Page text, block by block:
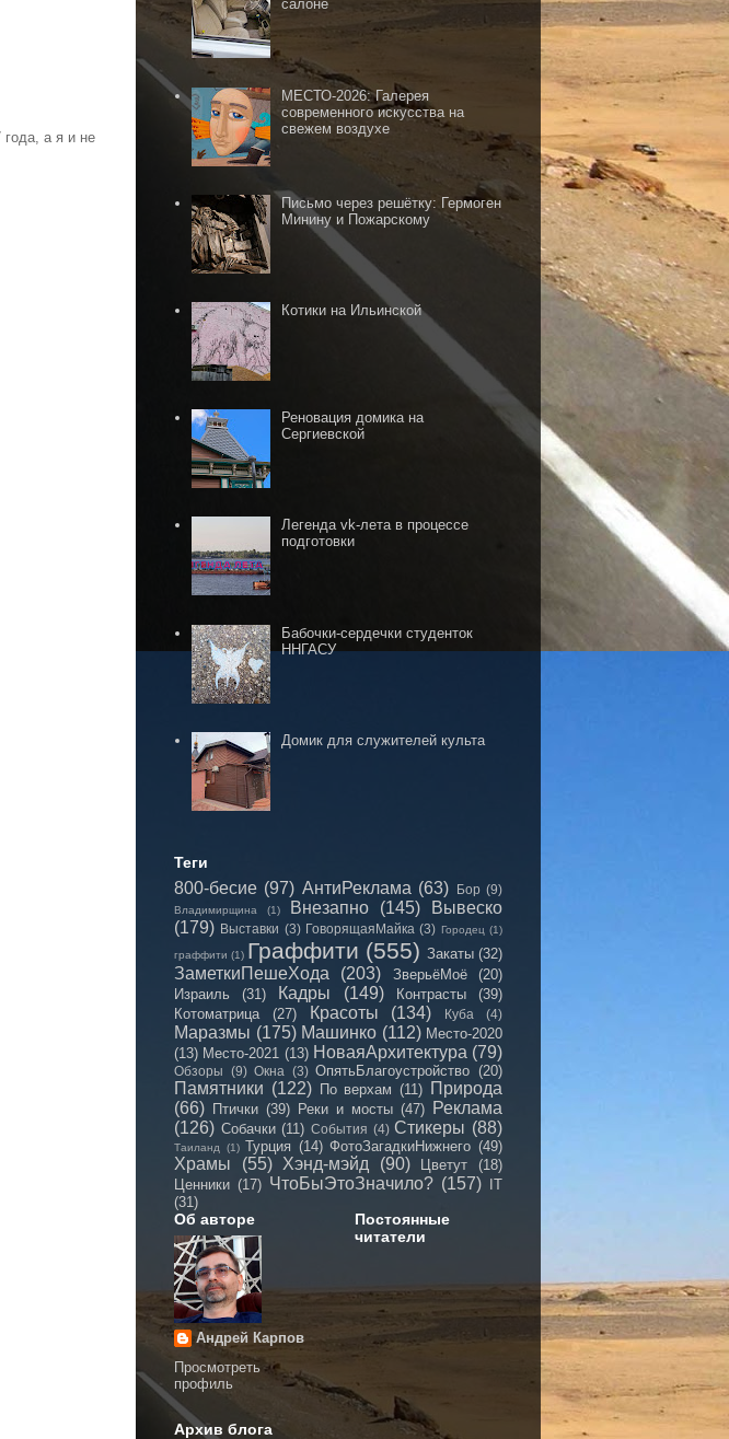
а я и не
салоне
МЕСТО-2026: Галерея
современного искусства на
свежем воздухе
Письмо через решётку: Гермоген
Минину и Пожарскому
Котики на Ильинской
Реновация домика на
Сергиевской
Легенда vk-лета в процессе
подготовки
Бабочки-сердечки студенток
ННГАСУ
Домик для служителей культа
Теги
800-бесие (97) АнтиРеклама (63) Бор (9)
Владимирщина (1) Внезапно (145)
Вывеско
(179) Выставки (3) ГоворящаяМайка (3) Городец (1)
граффити (1) Граффити (555) Закаты (32)
ЗаметкиПешеХода (203) ЗверьёМоё
(20)
Израиль
(31) Кадры (149) Контрасты
(39)
Котоматрица
(27) Красоты (134) Куба (4)
Маразмы (175) Машинко (112) Место-2020
(13) Место-2021 (13) НоваяАрхитектура (79)
Обзоры (9) Окна (3) ОпятьБлагоустройство (20)
Памятники (122) По верхам (11) Природа
(66) Птички (39) Реки и мосты (47) Реклама
(126) Собачки (11) События (4) Стикеры (88)
Таиланд (1) Турция (14) ФотоЗагадкиНижнего (49)
Храмы (55) Хэнд-мэйд (90) Цветут
(18)
Ценники (17) ЧтоБыЭтоЗначило? (157)
IT
(31)
Об авторе
Андрей Карпов
Просмотреть
профиль
Постоянные
читатели
Архив блога